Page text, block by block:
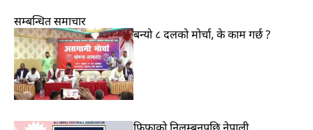
सम्बन्धित समाचार
बन्यो ८ दलको मोर्चा, के काम गर्छ ?